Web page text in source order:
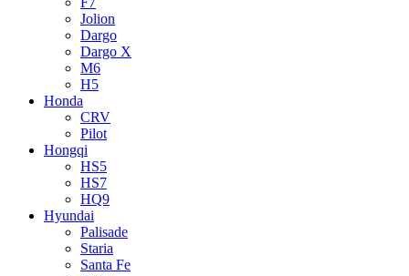
Jolion
Dargo
Dargo X
M6
H5
Honda
CRV
Pilot
Hongqi
HS5
HS7
HQ9
Hyundai
Palisade
Staria
Santa Fe